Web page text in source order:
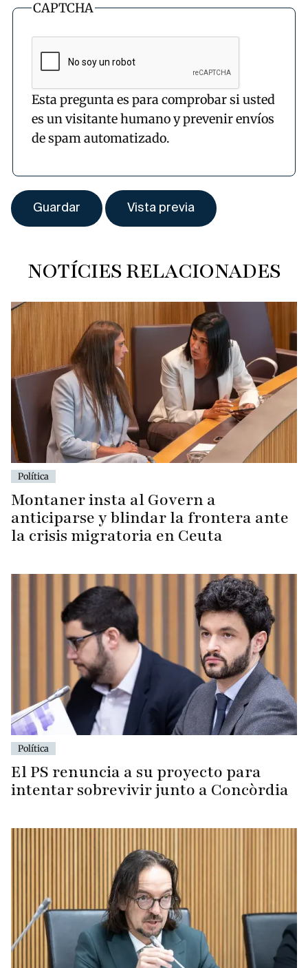
CAPTCHA
Esta pregunta es para comprobar si usted
es un visitante humano y prevenir envíos
de spam automatizado.
NOTÍCIES RELACIONADES
Política
Montaner insta al Govern a
anticiparse y blindar la frontera ante
la crisis migratoria en Ceuta
Política
El PS renuncia a su proyecto para
intentar sobrevivir junto a Concòrdia